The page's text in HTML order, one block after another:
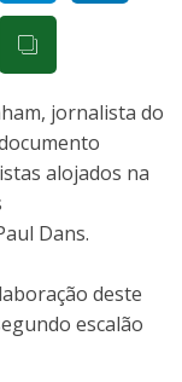
jornalista do
alojados na
Dans.
deste
escalão